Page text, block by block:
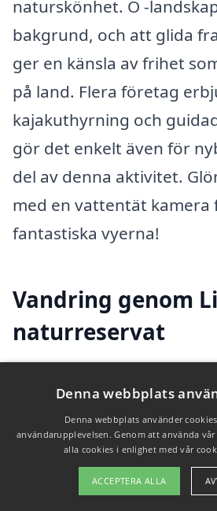
naturskönhet. Ö -
bakgrund, och att glida
ger en känsla av frihet
på land. Flera företag
kajakuthyrning och
gör det enkelt även för
del av denna aktivitet.
med en vattentät kamera
fantastiska vyerna!
Vandring genom
naturreservat
fötterna erbjuder Lidingö
vandringsleder som
dess skogar och
Långängen-Elfviks
Denna webbplats
Denna webbplats använder
användarupplevelsen. Genom att använda
alla cookies i enlighet med vår
ACCEPTERA ALLA